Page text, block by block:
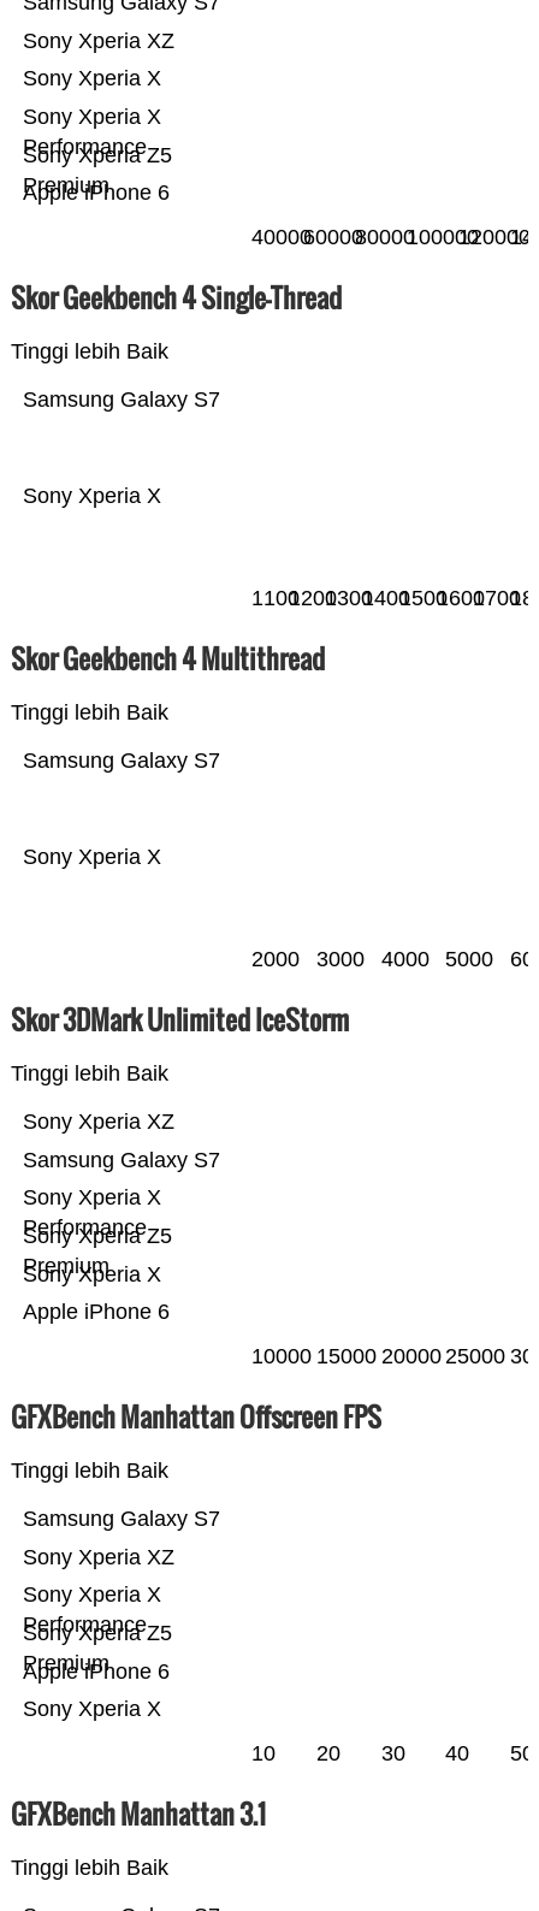
Apple iPhone 6
Sony Xperia Z5
Premium
Sony Xperia X
Performance
Sony Xperia X
Sony Xperia XZ
400006000080000100000120000
Skor Geekbench 4 Single-Thread
Tinggi lebih Baik
Sony Xperia X
Samsung Galaxy S7
1100120013001400150016001700
Skor Geekbench 4 Multithread
Tinggi lebih Baik
Sony Xperia X
Samsung Galaxy S7
2000 3000 4000 5000
Skor 3DMark Unlimited IceStorm
Tinggi lebih Baik
Apple iPhone 6
Sony Xperia X
Sony Xperia Z5
Premium
Sony Xperia X
Performance
Samsung Galaxy S7
Sony Xperia XZ
10000 15000 2000025000
GFXBench Manhattan Offscreen FPS
Tinggi lebih Baik
Sony Xperia X
Apple iPhone 6
Sony Xperia Z5
Premium
Sony Xperia X
Performance
Sony Xperia XZ
Samsung Galaxy S7
10 20 30 40 50
GFXBench Manhattan 3.1
Tinggi lebih Baik